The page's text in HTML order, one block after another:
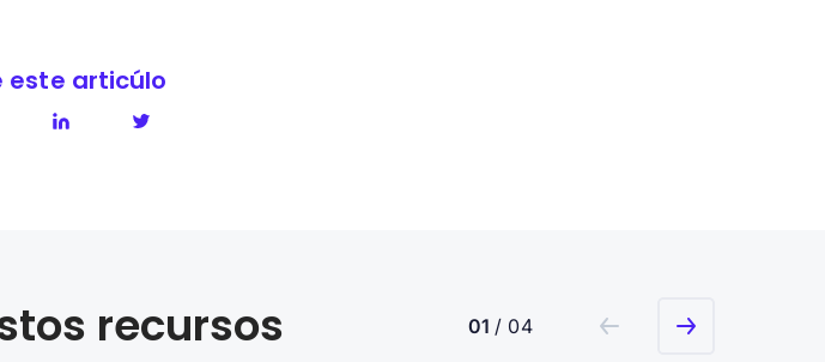
este articúlo
recursos 01 / 04